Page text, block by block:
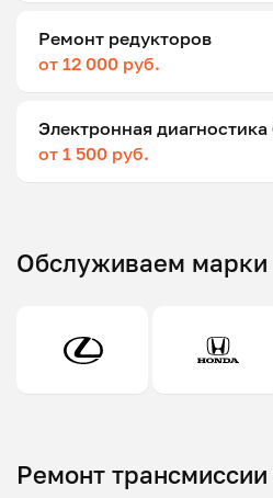
Ремонт редукторов
от 12 000 руб.
Электронная
от 1 500 руб.
Обслуживаем марки
Ремонт